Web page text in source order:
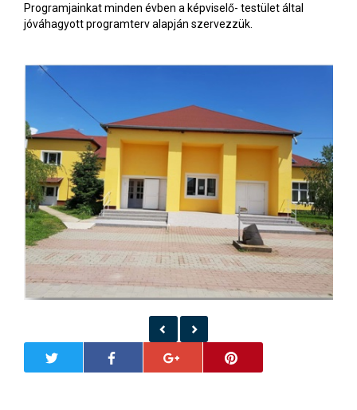
Programjainkat minden évben a képviselő- testület által
jóváhagyott programterv alapján szervezzük.